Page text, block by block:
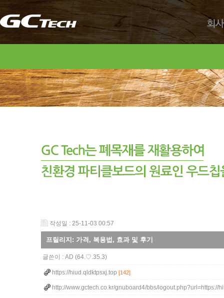
회사
작성일 : 25-11-03 00:57
프릴리지: 가격, 복용법, 효과 및 후기
글쓴이 : AD (64.♡.35.3)
https://hiud.qldktpsxj.top [142]
http://www.gctech.co.kr/gnuboard4/bbs/logout.php?url=https://